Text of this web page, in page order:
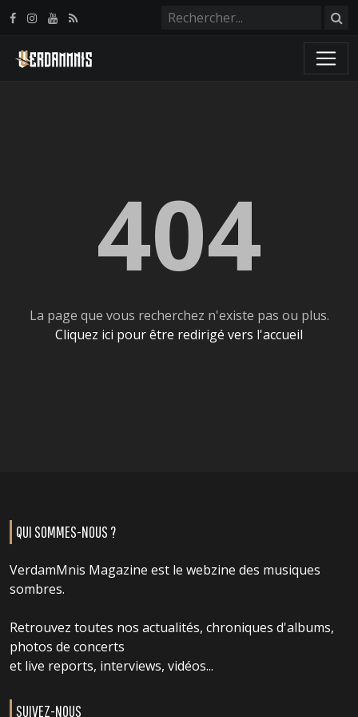
404
La page que vous recherchez n'existe pas ou plus.
Cliquez ici pour être redirigé vers l'accueil
QUI SOMMES-NOUS ?
VerdamMnis Magazine est le webzine des musiques
sombres.
Retrouvez toutes nos actualités, chroniques d'albums,
photos de concerts
et live reports, interviews, vidéos...
SUIVEZ-NOUS
Panneau de gestion des cookies